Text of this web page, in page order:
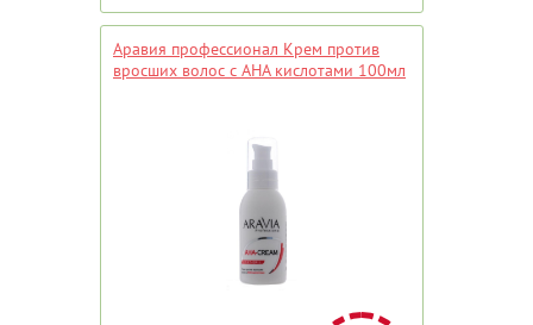
Аравия профессионал Крем против
вросших волос с АНА кислотами 100мл